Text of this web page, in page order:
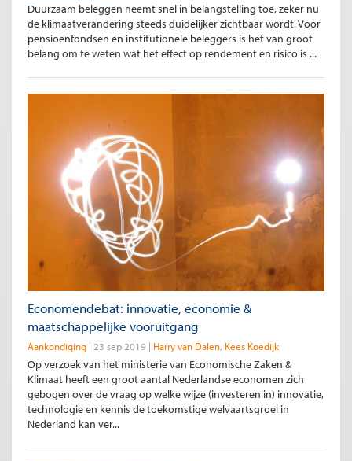
Duurzaam beleggen neemt snel in belangstelling toe, zeker nu
de klimaatverandering steeds duidelijker zichtbaar wordt. Voor
pensioenfondsen en institutionele beleggers is het van groot
belang om te weten wat het effect op rendement en risico is ...
Economendebat: innovatie, economie &
maatschappelijke vooruitgang
Aankondiging 23 sep 2019 Harry van Dalen Kees Koedijk
Op verzoek van het ministerie van Economische Zaken &
Klimaat heeft een groot aantal Nederlandse economen zich
gebogen over de vraag op welke wijze (investeren in) innovatie,
technologie en kennis de toekomstige welvaartsgroei in
Nederland kan ver...